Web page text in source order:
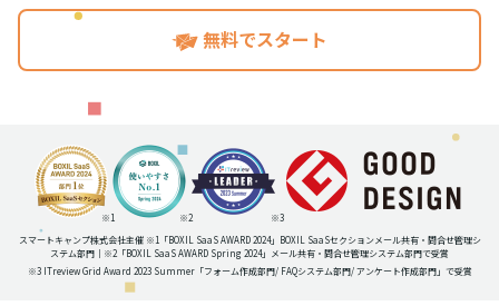
無料でスタート
※1 ※2
※3
スマートキャンプ株式会社主催 ※1「BOXIL SaaS AWARD 2024」BOXIL SaaSセクションメール共有・問合せ管理シ
ステム部門｜※2「BOXIL SaaS AWARD Spring 2024」メール共有・問合せ管理システム部門で受賞
※3 ITreview Grid Award 2023 Summer「フォーム作成部門/ FAQシステム部門/ アンケート作成部門」 で受賞